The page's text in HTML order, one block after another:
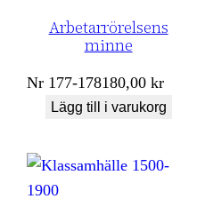
Arbetarrörelsens
minne
Nr 177-178180,00kr
Lägg till i varukorg